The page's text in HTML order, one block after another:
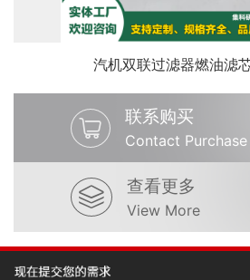
汽机双联过滤器燃油滤
联系购买
Contact Purchase
查看更多
View More